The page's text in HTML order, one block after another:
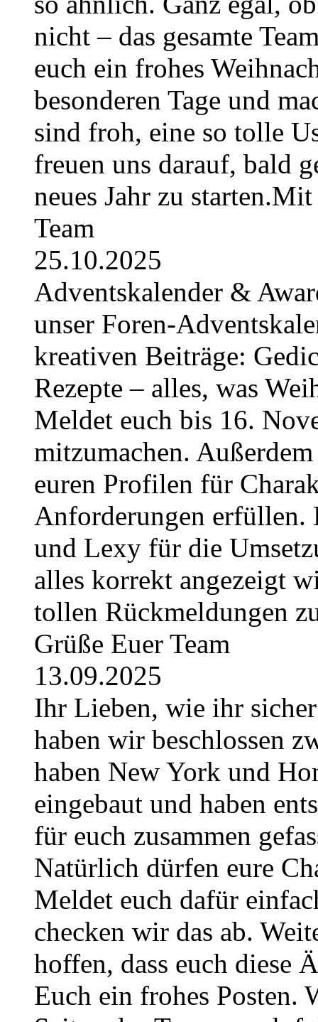
nicht – das gesamte
euch ein frohes
besonderen Tage und
sind froh, eine so tolle
freuen uns darauf, bald
neues Jahr zu
Team
25.10.2025
Adventskalender &
unser Foren-
kreativen Beiträge:
Rezepte – alles, was
Meldet euch bis 16.
mitzumachen.
euren Profilen für
Anforderungen erfüllen.
und Lexy für die
alles korrekt angezeigt
tollen Rückmeldungen
Grüße Euer Team
13.09.2025
Ihr Lieben, wie ihr
haben wir beschlossen
haben New York und
eingebaut und haben
für euch zusammen
Natürlich dürfen eure
Meldet euch dafür
checken wir das ab.
hoffen, dass euch diese
Euch ein frohes Posten.